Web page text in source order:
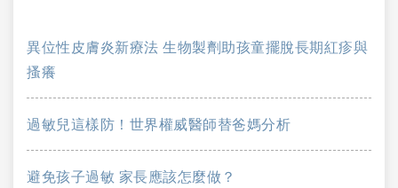
異位性皮膚炎新療法 生物製劑助孩童擺脫長期紅疹與
搔癢
過敏兒這樣防！世界權威醫師替爸媽分析
避免孩子過敏 家長應該怎麼做？